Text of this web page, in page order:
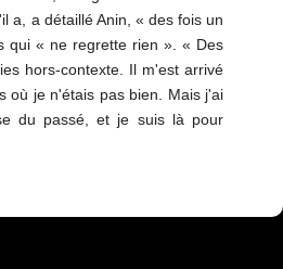
a, a détaillé Anin, « des fois un
qui « ne regrette rien ». « Des
hors-contexte. Il m'est arrivé
où je n'étais pas bien. Mais j'ai
du passé, et je suis là pour